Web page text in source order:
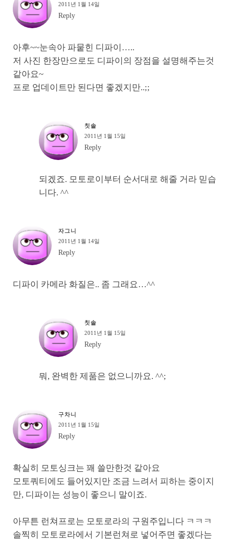
2011년 1월 14일
Reply
아후~~눈속아 파뭍힌 디파이…..
저 사진 한장만으로도 디파이의 장점을 설명해주는것
같아요~
프로 업데이트만 된다면 좋겠지만..;;
칫솔
2011년 1월 15일
Reply
되겠죠. 모토로이부터 순서대로 해줄 거라 믿습
니다. ^^
자그니
2011년 1월 14일
Reply
디파이 카메라 화질은.. 좀 그래요…^^
칫솔
2011년 1월 15일
Reply
뭐, 완벽한 제품은 없으니까요. ^^;
구차니
2011년 1월 15일
Reply
확실히 모토싱크는 꽤 쓸만한것 같아요
모토쿼티에도 들어있지만 조금 느려서 피하는 중이지
만, 디파이는 성능이 좋으니 말이죠.
아무튼 런쳐프로는 모토로라의 구원주입니다 ㅋㅋㅋ
솔찍히 모토로라에서 기본런쳐로 넣어주면 좋겠다는